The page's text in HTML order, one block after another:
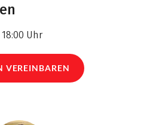
Uhr
VEREINBAREN